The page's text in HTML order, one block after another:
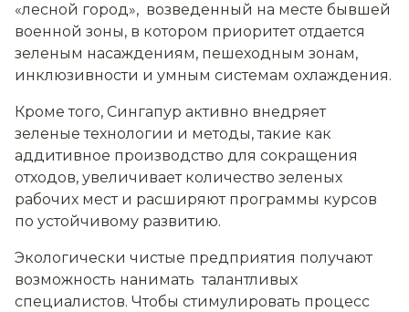
«лесной город», возведенный на месте бывшей
военной зоны, в котором приоритет отдается
зеленым насаждениям, пешеходным зонам,
инклюзивности и умным системам охлаждения.
Кроме того, Сингапур активно внедряет
зеленые технологии и методы, такие как
аддитивное производство для сокращения
отходов, увеличивает количество зеленых
рабочих мест и расширяют программы курсов
по устойчивому развитию.
Экологически чистые предприятия получают
возможность нанимать талантливых
специалистов. Чтобы стимулировать процесс